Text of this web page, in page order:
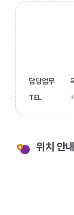
담당업무
TEL
위치 안내